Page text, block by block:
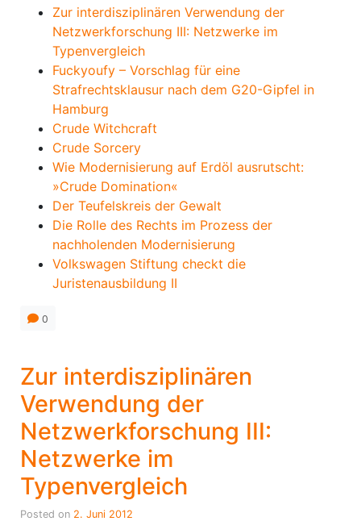
Zur interdisziplinären Verwendung der
Netzwerkforschung III: Netzwerke im
Typenvergleich
Fuckyoufy – Vorschlag für eine
Strafrechtsklausur nach dem G20-Gipfel in
Hamburg
Crude Witchcraft
Crude Sorcery
Wie Modernisierung auf Erdöl ausrutscht:
»Crude Domination«
Der Teufelskreis der Gewalt
Die Rolle des Rechts im Prozess der
nachholenden Modernisierung
Volkswagen Stiftung checkt die
Juristenausbildung II
0
Zur interdisziplinären
Verwendung der
Netzwerkforschung III:
Netzwerke im
Typenvergleich
Posted on 2. Juni 2012